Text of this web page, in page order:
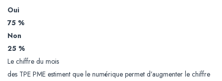
Oui
75 %
Non
25 %
Le chiffre du mois
des TPE PME estiment que le numérique permet d’augmenter le chiffre